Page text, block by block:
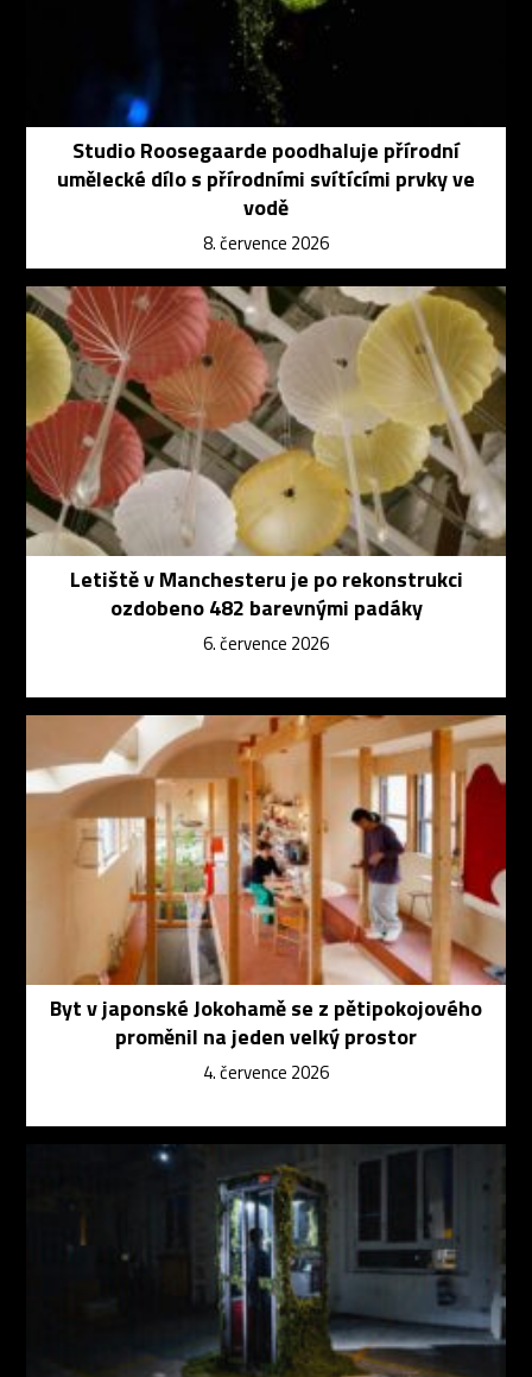
Studio Roosegaarde poodhaluje přírodní
umělecké dílo s přírodními svítícími prvky ve
vodě
8. července 2026
Letiště v Manchesteru je po rekonstrukci
ozdobeno 482 barevnými padáky
6. července 2026
Byt v japonské Jokohamě se z pětipokojového
proměnil na jeden velký prostor
4. července 2026